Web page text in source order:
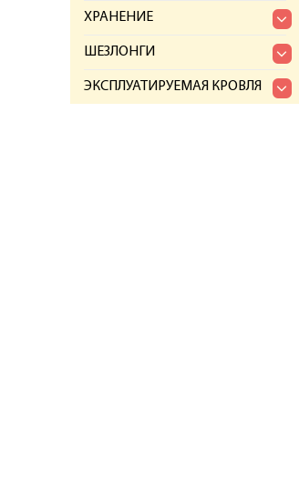
ХРАНЕНИЕ
ШЕЗЛОНГИ
ЭКСПЛУАТИРУЕМАЯ КРОВЛЯ